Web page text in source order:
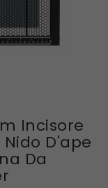
Incisore
Nido D'ape
Da